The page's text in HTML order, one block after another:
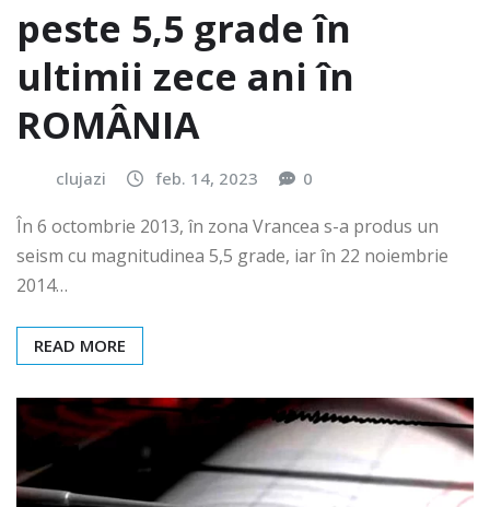
peste 5,5 grade în
ultimii zece ani în
ROMÂNIA
clujazi feb. 14, 2023 0
În 6 octombrie 2013, în zona Vrancea s-a produs un
seism cu magnitudinea 5,5 grade, iar în 22 noiembrie
2014…
READ MORE